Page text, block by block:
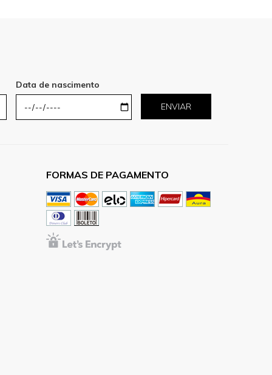
Data de nascimento
ENVIAR
FORMAS DE PAGAMENTO